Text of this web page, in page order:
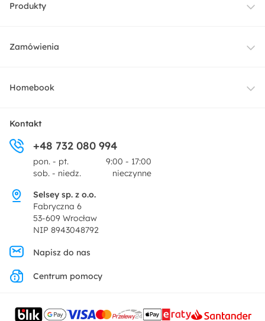
Produkty
Meble
Dekoracje i akcesoria
Promocje
Zamówienia
Dostawa
Zwroty
Pytania i odpowiedzi
Homebook
O nas
Centrum prasowe
Regulamin
Polityka prywatności
Ustawienia prywatności
Kontakt
Kontakt
+48 732 080 994
pon. - pt.
9:00 - 17:00
sob. - niedz.
nieczynne
Selsey sp. z o.o.
Fabryczna 6
53-609 Wrocław
NIP 8943048792
Napisz do nas
Centrum pomocy